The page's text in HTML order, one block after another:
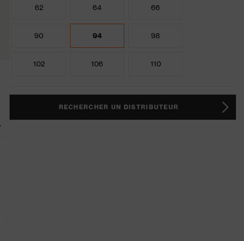
62 64 66
90 94 98
102 106 110
RECHERCHER UN DISTRIBUTEUR